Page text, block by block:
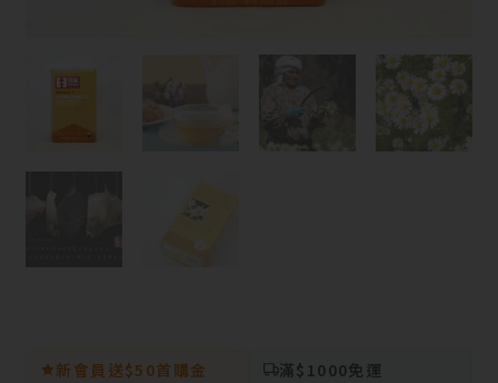
新會員送$50首購金 滿$1000免運